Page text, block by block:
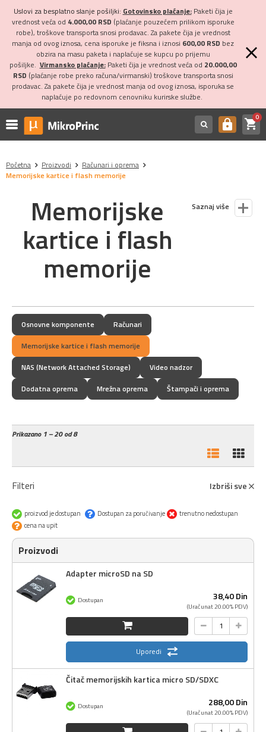
Uslovi za besplatno slanje pošiljki: Gotovinsko plaćanje:Paketi čija je
vrednost veća od 4.000,00 RSD (plaćanje pouzećem prilikom isporuke
robe), troškove transporta snosi prodavac. Za pakete čija je vrednost
manja od ovog iznosa, cena isporuke je fiksna i iznosi 600,00 RSD bez
obzira na masu paketa i naplaćuje se kupcu po prijemu
pošiljke. Virmansko plaćanje:Paketi čija je vrednost veća od 20.000,00
RSD (plaćanje robe preko računa/virmanski) troškove transporta snosi
prodavac. Za pakete čija je vrednost manja od ovog iznosa, isporuka se
naplaćuje po redovnom cenovniku kurirske službe.
https shopping_cart0
Početna Proizvodi
Računari i oprema
Memorijske kartice i flash memorije
Memorijske
kartice i flash
memorije
Saznaj više
Osnovne komponente
Računari
Memorijske kartice i flash memorije
NAS (Network Attached Storage)
Video nadzor
Dodatna oprema
Mrežna oprema Štampači i oprema
Prikazano1 – 20 od 8
Filteri Izbriši sve
proizvod je dostupan Dostupan za poručivanje
trenutno nedostupan
cena na upit
Proizvodi
Adapter microSD na SD
38,40Din
(Uračunat 20.00% PDV)
Dostupan
Uporedi
Čitač memorijskih kartica micro SD/SDXC
288,00Din
(Uračunat 20.00% PDV)
Dostupan